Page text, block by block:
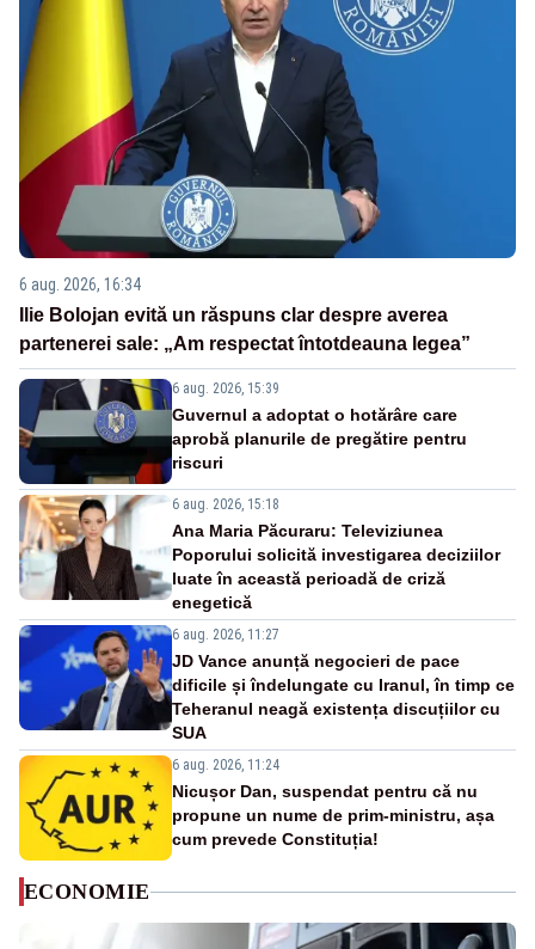
6 aug. 2026, 16:34
Ilie Bolojan evită un răspuns clar despre averea
partenerei sale: „Am respectat întotdeauna legea”
6 aug. 2026, 15:39
Guvernul a adoptat o hotărâre care
aprobă planurile de pregătire pentru
riscuri
6 aug. 2026, 15:18
Ana Maria Păcuraru: Televiziunea
Poporului solicită investigarea deciziilor
luate în această perioadă de criză
enegetică
6 aug. 2026, 11:27
JD Vance anunță negocieri de pace
dificile și îndelungate cu Iranul, în timp ce
Teheranul neagă existența discuțiilor cu
SUA
6 aug. 2026, 11:24
Nicușor Dan, suspendat pentru că nu
propune un nume de prim-ministru, așa
cum prevede Constituția!
ECONOMIE